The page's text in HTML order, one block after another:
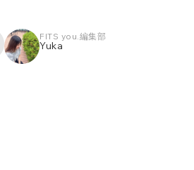
FITS you.編集部
Yuka